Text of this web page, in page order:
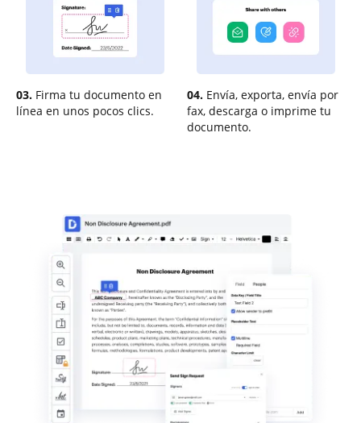
03. Firma tu documento en
línea en unos pocos clics.
04. Envía, exporta, envía por
fax, descarga o imprime tu
documento.